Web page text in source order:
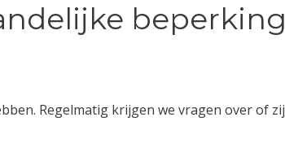
beperking
Regelmatig krijgen we vragen over of zij